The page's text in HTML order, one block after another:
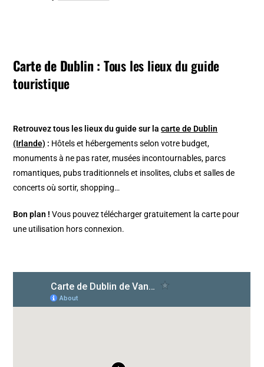
Carte de Dublin : Tous les lieux du guide
touristique
Retrouvez tous les lieux du guide sur lacarte de Dublin
(Irlande) : Hôtels et hébergements selon votre budget,
monuments à ne pas rater, musées incontournables, parcs
romantiques, pubs traditionnels et insolites, clubs et salles de
concerts où sortir, shopping…
Bon plan ! Vous pouvez télécharger gratuitement la carte pour
une utilisation hors connexion.